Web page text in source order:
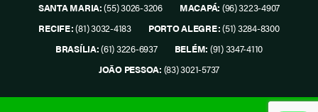
SANTA MARIA:(55) 3026-3206 MACAPÁ: (96) 3223-4907
RECIFE:(81) 3032-4183 PORTO ALEGRE:(51) 3284-8300
BRASÍLIA:(61) 3226-6937 BELÉM: (91) 3347-4110
JOÃO PESSOA: (83) 3021-5737